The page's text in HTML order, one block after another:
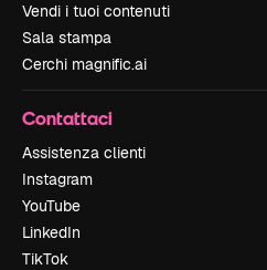
Vendi i tuoi contenuti
Sala stampa
Cerchi magnific.ai
Contattaci
Assistenza clienti
Instagram
YouTube
LinkedIn
TikTok